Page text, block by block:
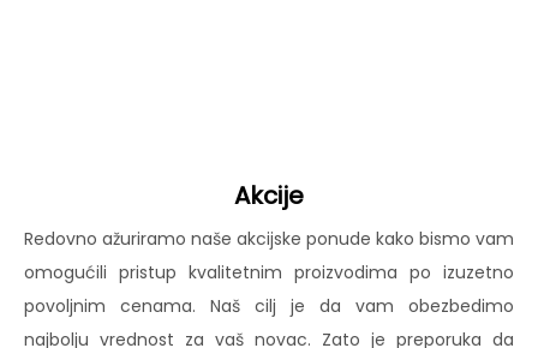
Akcije
Redovno ažuriramo naše akcijske ponude kako bismo vam
omogućili pristup kvalitetnim proizvodima po izuzetno
povoljnim cenama. Naš cilj je da vam obezbedimo
najbolju vrednost za vaš novac. Zato je preporuka da